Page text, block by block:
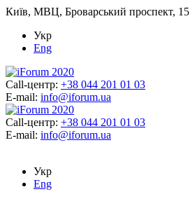
Київ, МВЦ, Броварський проспект, 15
Укр
Eng
Call-центр: +38 044 201 01 03
E-mail: info@iforum.ua
Call-центр: +38 044 201 01 03
E-mail: info@iforum.ua
Укр
Eng